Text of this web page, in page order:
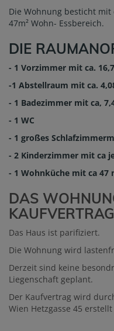
Die Wohnung besticht
47m² Wohn- Essbereich.
DIE
- 1 Vorzimmer mit ca.
-1 Abstellraum mit ca.
- 1 Badezimmer mit ca,
- 1 WC
- 1 großes
- 2 Kinderzimmer mit ca
- 1 Wohnküche mit ca 47
DAS
Das Haus ist parifiziert.
Die Wohnung wird
Derzeit sind keine
Liegenschaft geplant.
Der Kaufvertrag wird
Wien Hetzgasse 45 erstellt